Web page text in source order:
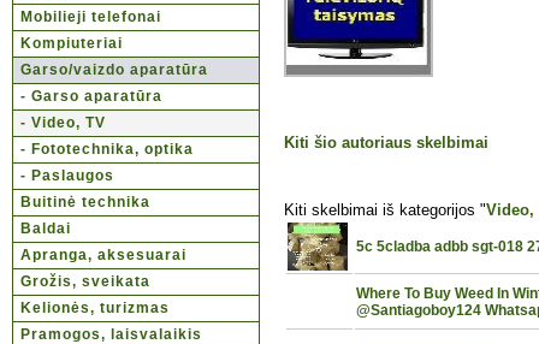
Mobilieji telefonai
Kompiuteriai
Garso/vaizdo aparatūra
- Garso aparatūra
- Video, TV
- Fototechnika, optika
- Paslaugos
Buitinė technika
Baldai
Apranga, aksesuarai
Grožis, sveikata
Kelionės, turizmas
Pramogos, laisvalaikis
Kiti šio autoriaus skelbimai
Kiti skelbimai iš kategorijos "Video,
5c 5cladba adbb sgt-018
Where To Buy Weed In
@Santiagoboy124